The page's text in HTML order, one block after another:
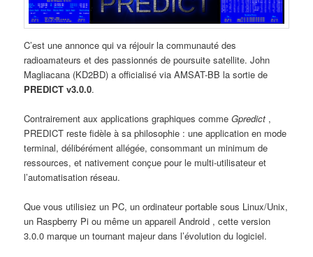
C’est une annonce qui va réjouir la communauté des
radioamateurs et des passionnés de poursuite satellite. John
Magliacana (KD2BD) a officialisé via AMSAT-BB la sortie de
PREDICT v3.0.0.
Contrairement aux applications graphiques commeGpredict ,
PREDICT reste fidèle à sa philosophie : une application en mode
terminal, délibérément allégée, consommant un minimum de
ressources, et nativement conçue pour le multi-utilisateur et
l’automatisation réseau.
Que vous utilisiez un PC, un ordinateur portable sous Linux/Unix,
un Raspberry Pi ou même un appareil Android , cette version
3.0.0 marque un tournant majeur dans l’évolution du logiciel.